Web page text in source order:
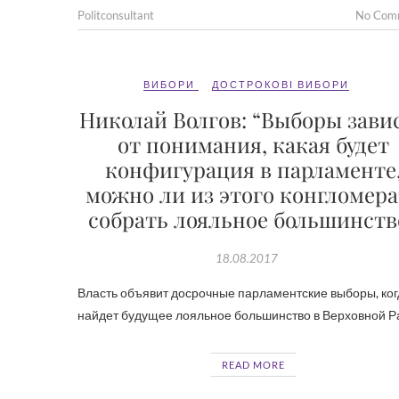
Politconsultant No
ВИБОРИ ДОСТРОКОВІ ВИБОРИ
Николай Волгов: “Выборы
от понимания, какая будет
конфигурация в
можно ли из этого
собрать лояльное
18.08.2017
Власть объявит досрочные парламентские выборы,
найдет будущее лояльное большинство в Верховной
READ MORE